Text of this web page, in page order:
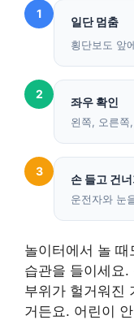
1
일단 멈춤
횡단보도 앞
2
좌우 확인
왼쪽, 오른쪽
3
손 들고 건
운전자와 눈
놀이터에서 놀
습관을 들이세요
부위가 헐거워진
거든요. 어린이